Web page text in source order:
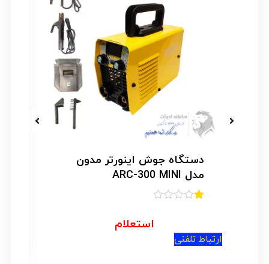
دستگاه جوش اینورتر مدون
مدل ARC-300 MINI
5
استعلام
ارتباط تلفنی